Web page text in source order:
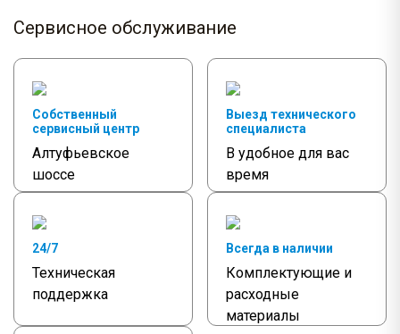
Сервисное обслуживание
Собственный
сервисный центр
Алтуфьевское
шоссе
Выезд технического
специалиста
В удобное для вас
время
24/7
Техническая
поддержка
Всегда в наличии
Комплектующие и
расходные
материалы